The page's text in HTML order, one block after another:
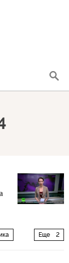
Еще 2